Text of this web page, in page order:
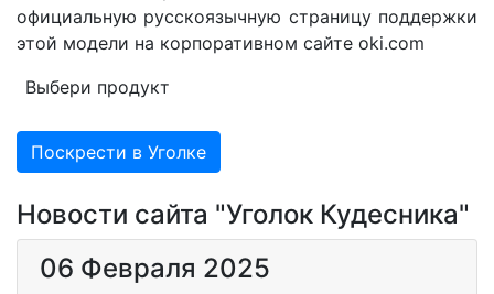
официальную русскоязычную страницу поддержки
этой модели на корпоративном сайте oki.com
Выбери продукт
Поскрести в Уголке
Новости сайта "Уголок Кудесника"
06 Февраля 2025